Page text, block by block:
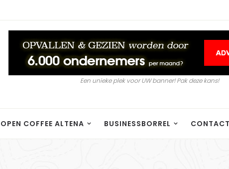
Een unieke plek voor UW banner! Pak deze kans!
OPEN COFFEE ALTENA BUSINESSBORREL CONTACT